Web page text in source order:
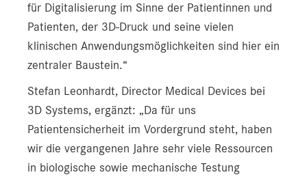
für Digitalisierung im Sinne der Patientinnen und
Patienten, der 3D-Druck und seine vielen
klinischen Anwendungsmöglichkeiten sind hier ein
zentraler Baustein.“
Stefan Leonhardt, Director Medical Devices bei
3D Systems, ergänzt: „Da für uns
Patientensicherheit im Vordergrund steht, haben
wir die vergangenen Jahre sehr viele Ressourcen
in biologische sowie mechanische Testung